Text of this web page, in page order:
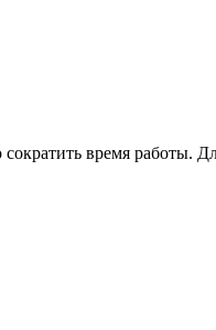
время работы.